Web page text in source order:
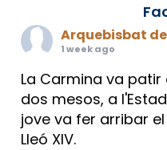
Arquebisbat
1 week ago
La Carmina va
dos mesos, a
jove va fer arribar
Lleó XIV.